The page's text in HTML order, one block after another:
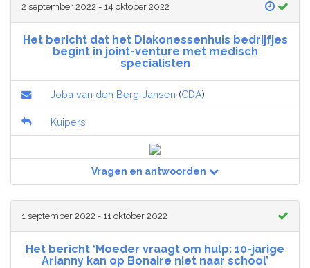
2 september 2022 - 14 oktober 2022
Het bericht dat het Diakonessenhuis bedrijfjes
begint in joint-venture met medisch
specialisten
Joba van den Berg-Jansen (CDA)
Kuipers
Vragen en antwoorden
1 september 2022 - 11 oktober 2022
Het bericht ‘Moeder vraagt om hulp: 10-jarige
Arianny kan op Bonaire niet naar school’